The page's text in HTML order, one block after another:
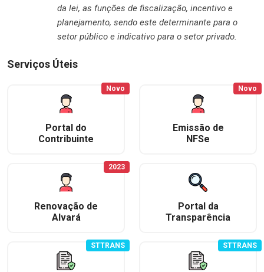
da lei, as funções de fiscalização, incentivo e
planejamento, sendo este determinante para o
setor público e indicativo para o setor privado.
Serviços Úteis
Portal do
Contribuinte
Novo
Emissão de
NFSe
Novo
Renovação de
Alvará
2023
Portal da
Transparência
STTRANS STTRANS